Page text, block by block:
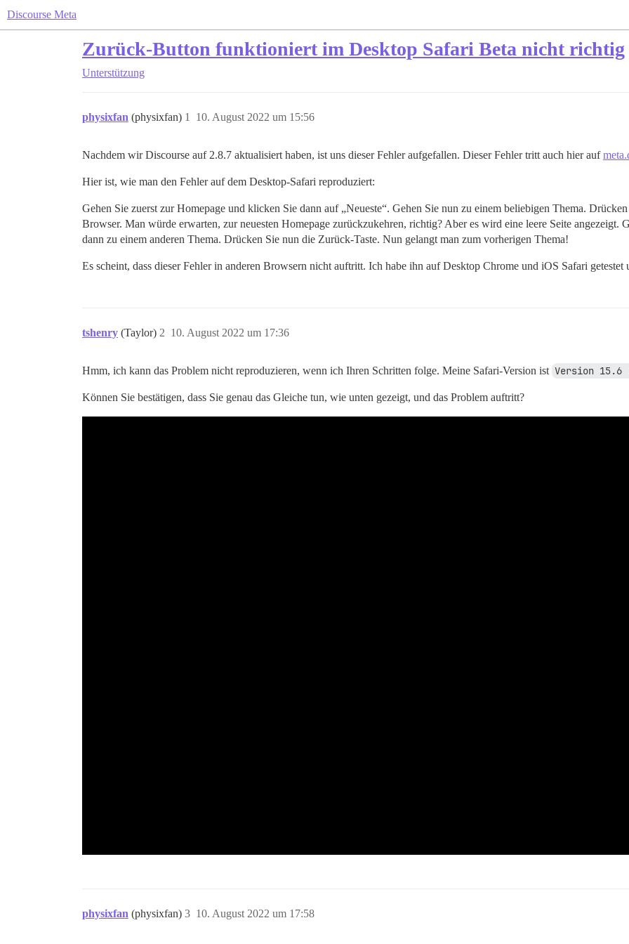
Discourse Meta
Zurück-Button funktioniert im Desktop Safari Beta nicht richtig
Unterstützung
physixfan (physixfan) 10. August 2022 um 15:56
1
Nachdem wir Discourse auf 2.8.7 aktualisiert haben, ist uns dieser Fehler aufgefallen. Dieser Fehler tritt auch hier auf
Hier ist, wie man den Fehler auf dem Desktop-Safari reproduziert:
Gehen Sie zuerst zur Homepage und klicken Sie dann auf „Neueste“. Gehen Sie nun zu einem beliebigen Thema.
Browser. Man würde erwarten, zur neuesten Homepage zurückzukehren, richtig? Aber es wird eine leere Seite angezeigt.
dann zu einem anderen Thema. Drücken Sie nun die Zurück-Taste. Nun gelangt man zum vorherigen Thema!
Es scheint, dass dieser Fehler in anderen Browsern nicht auftritt. Ich habe ihn auf Desktop Chrome und iOS Safari
tshenry (Taylor) 10. August 2022 um 17:36
2
Hmm, ich kann das Problem nicht reproduzieren, wenn ich Ihren Schritten folge. Meine Safari-Version ist Version 15.6
Können Sie bestätigen, dass Sie genau das Gleiche tun, wie unten gezeigt, und das Problem auftritt?
physixfan (physixfan) 10. August 2022 um 17:58
3